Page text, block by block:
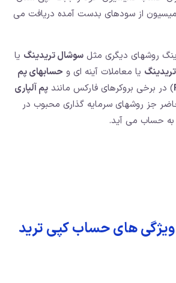
از سودهای بدست آمده دریافت می
روشهای دیگری مثل سوشال تریدینگ یا
یا معاملات آینه ای و حسابهای پم
) در برخی بروکرهای فارکس مانند پم آلپاری
جز روشهای سرمایه گذاری محبوب در
به حساب می آید.
های حساب کپی ترید